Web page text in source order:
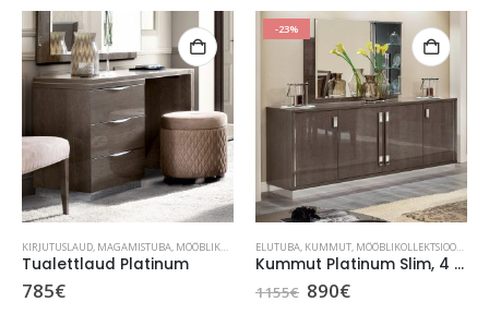
,TOOTED,TUBA, VITRIINKAPP
KIRJUTUSLAUD, MAGAMISTUBA, MÖÖBLIKOLLEKTSIOON ,PEEGLILAUD,PLATINUM NIGHT,TOOTED
Tualettlaud Platinum
785€
-23%
ELUTUBA, KUMMUT, MÖÖBLIKOLLEKTSIOON
Kummut Platinum Slim, 4 uksega
1155€ Algne
890€Current